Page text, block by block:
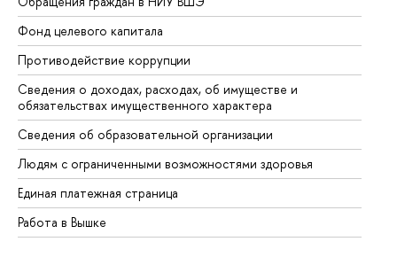
Фонд целевого капитала
Противодействие коррупции
Сведения о доходах, расходах, об имуществе и
обязательствах имущественного характера
Сведения об образовательной организации
Людям с ограниченными возможностями здоровья
Единая платежная страница
Работа в Вышке